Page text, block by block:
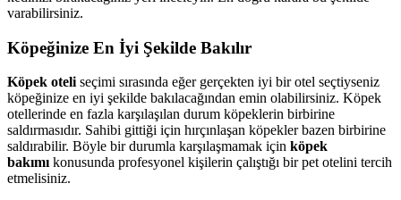
varabilirsiniz.
Köpeğinize En İyi Şekilde Bakılır
Köpek oteliseçimi sırasında eğer gerçekten iyi bir otel seçtiyseniz
köpeğinize en iyi şekilde bakılacağından emin olabilirsiniz. Köpek
otellerinde en fazla karşılaşılan durum köpeklerin birbirine
saldırmasıdır. Sahibi gittiği için hırçınlaşan köpekler bazen birbirine
saldırabilir. Böyle bir durumla karşılaşmamak için köpek
bakımıkonusunda profesyonel kişilerin çalıştığı bir pet otelini tercih
etmelisiniz.